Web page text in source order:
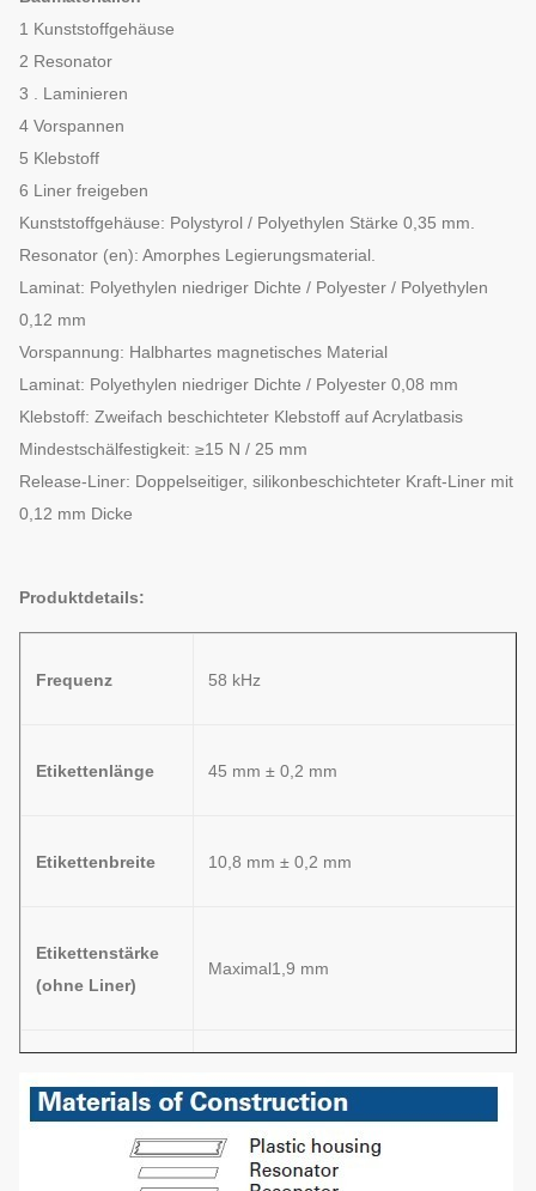
1 Kunststoffgehäuse
2 Resonator
3 .
Laminieren
4 Vorspannen
5 Klebstoff
6 Liner freigeben
Kunststoffgehäuse: Polystyrol / Polyethylen Stärke 0,35 mm.
Resonator (en): Amorphes Legierungsmaterial.
Laminat: Polyethylen niedriger Dichte / Polyester / Polyethylen
0,12 mm
Vorspannung: Halbhartes magnetisches Material
Laminat: Polyethylen niedriger Dichte / Polyester 0,08 mm
Klebstoff: Zweifach beschichteter Klebstoff auf Acrylatbasis
Mindestschälfestigkeit: ≥15 N / 25 mm
Release-Liner: Doppelseitiger, silikonbeschichteter Kraft-Liner mit
0,12 mm Dicke
Produktdetails:
Frequenz 58 kHz
Etikettenlänge 45 mm ± 0,2 mm
Etikettenbreite 10,8 mm ± 0,2 mm
Etikettenstärke
(ohne Liner)
Maximal1,9 mm
(einschließlich
Maximal 2,0 mm